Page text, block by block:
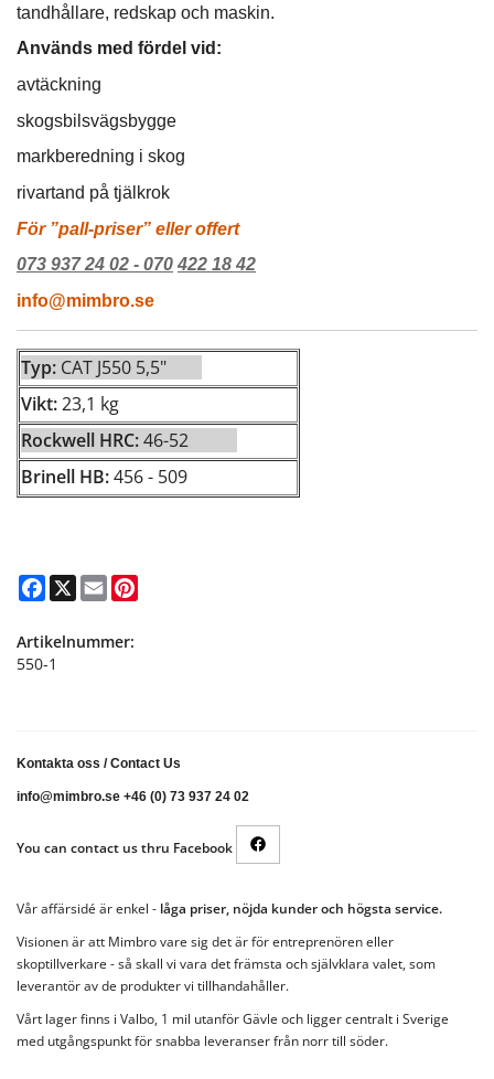
tandhållare, redskap och maskin.
Används med fördel vid:
avtäckning
skogsbilsvägsbygge
markberedning i skog
rivartand på tjälkrok
För ”pall-priser” eller offert
073 937 24 02 - 070 422 18 42
info@mimbro.se
Typ: CAT J550 5,5"
Vikt:23,1 kg
Rockwell HRC:46-52
Brinell HB:456 - 509
Facebook
X Email
Artikelnummer:
550-1
Kontakta oss /Contact Us
info@mimbro.se +46 (0) 73 937 24 02
You can contact us thru Facebook
Vår affärsidé är enkel - låga priser, nöjda kunder och högsta service.
Visionen är att Mimbro vare sig det är för entreprenören eller
skoptillverkare - så skall vi vara det främsta och självklara valet, som
leverantör av de produkter vi tillhandahåller.
Vårt lager finns i Valbo, 1 mil utanför Gävle och ligger centralt i Sverige
med utgångspunkt för snabba leveranser från norr till söder.